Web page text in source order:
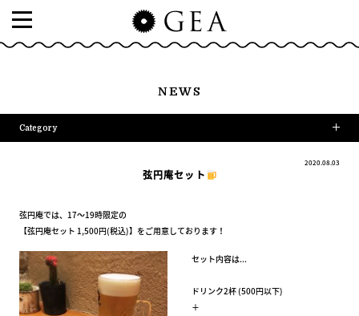
NEWS
Category
2020.08.03
弦円庵セット
弦円庵では、17～19時限定の
【弦円庵セット 1,500円(税込)】をご用意しております！
セット内容は...
ドリンク2杯 (500円以下)
＋